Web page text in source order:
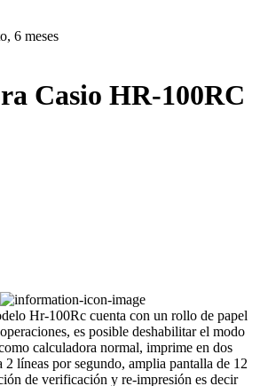
6 meses
Casio HR-100RC
Hr-100Rc cuenta con un rollo de papel
es posible deshabilitar el modo
calculadora normal, imprime en dos
2 líneas por segundo, amplia pantalla de 12
de verificación y re-impresión es decir